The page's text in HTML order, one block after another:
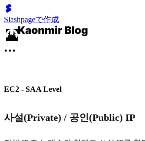
Slashpageで作成
EC2 - SAA Level
사설(Private) / 공인(Public) IP